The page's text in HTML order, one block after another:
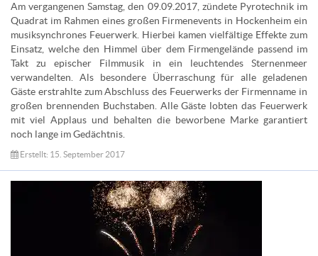
Am vergangenen Samstag, den 09.09.2017, zündete Pyrotechnik im
Quadrat im Rahmen eines großen Firmenevents in Hockenheim ein
musiksynchrones Feuerwerk. Hierbei kamen vielfältige Effekte zum
Einsatz, welche den Himmel über dem Firmengelände passend im
Takt zu epischer Filmmusik in ein leuchtendes Sternenmeer
verwandelten. Als besondere Überraschung für alle geladenen
Gäste erstrahlte zum Abschluss des Feuerwerks der Firmenname in
großen brennenden Buchstaben. Alle Gäste lobten das Feuerwerk
mit viel Applaus und behalten die beworbene Marke garantiert
noch lange im Gedächtnis.
Erstellt: 15. September 2017